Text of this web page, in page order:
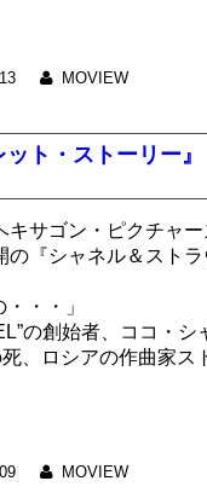
MOVIEW
ト・ストーリー
サゴン・ピクチャ
『シャネル＆スト
・・」
の創始者、ココ・シ
、ロシアの作曲家ス
MOVIEW